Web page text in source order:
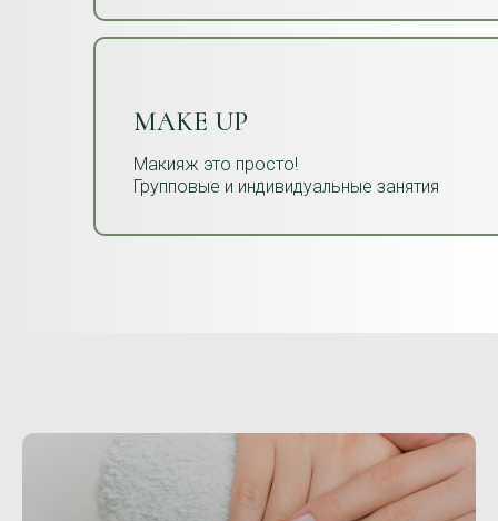
Макияж это просто!
Групповые и индивидуальные занятия
MAKE UP